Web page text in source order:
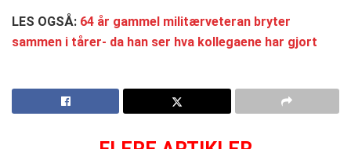
LES OGSÅ: 64 år gammel militærveteran bryter
sammen i tårer- da han ser hva kollegaene har gjort